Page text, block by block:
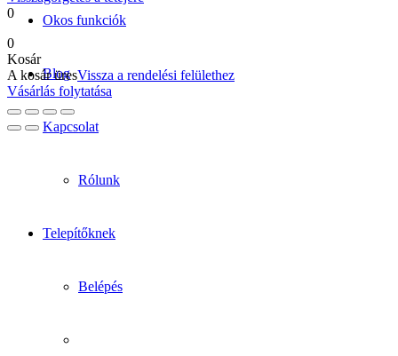
Okos funkciók
Blog
Kapcsolat
Rólunk
Telepítőknek
Belépés
0
0
Kosár
A kosár üresVissza a rendelési felülethez
Vásárlás folytatása